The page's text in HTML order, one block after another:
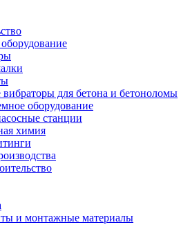
для бетона и бетоноломы
оборудование
станции
химия
и монтажные материалы